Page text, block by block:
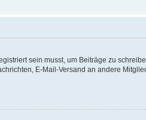
sein musst, um Beiträge zu
E-Mail-Versand an andere